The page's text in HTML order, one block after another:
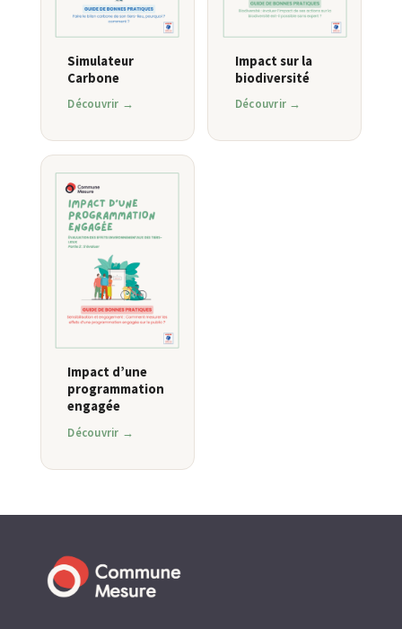
Simulateur
Carbone
Découvrir →
Impact sur la
biodiversité
Découvrir →
Impact d’une
programmation
engagée
Découvrir →